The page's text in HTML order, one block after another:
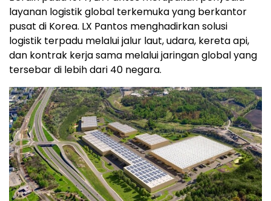
layanan logistik global terkemuka yang berkantor
pusat di Korea. LX Pantos menghadirkan solusi
logistik terpadu melalui jalur laut, udara, kereta api,
dan kontrak kerja sama melalui jaringan global yang
tersebar di lebih dari 40 negara.